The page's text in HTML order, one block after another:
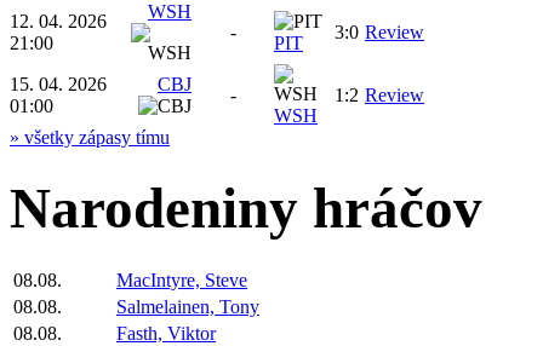
12. 04. 2026
21:00
WSH
-
PIT
3:0 Review
15. 04. 2026
01:00
CBJ
-
WSH
1:2 Review
» všetky zápasy tímu
Narodeniny hráčov
08.08.
MacIntyre, Steve
08.08.
Salmelainen, Tony
08.08.
Fasth, Viktor